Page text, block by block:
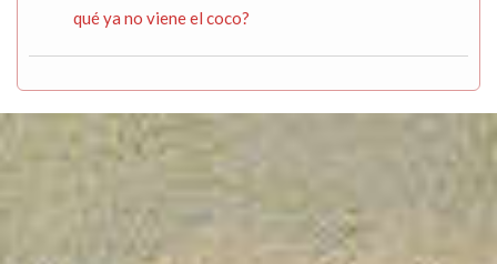
qué ya no viene el coco?